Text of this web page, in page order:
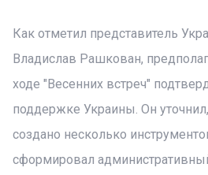
Как отметил представитель
Владислав Рашкован,
ходе "Весенних встреч"
поддержке Украины. Он
создано несколько
сформировал